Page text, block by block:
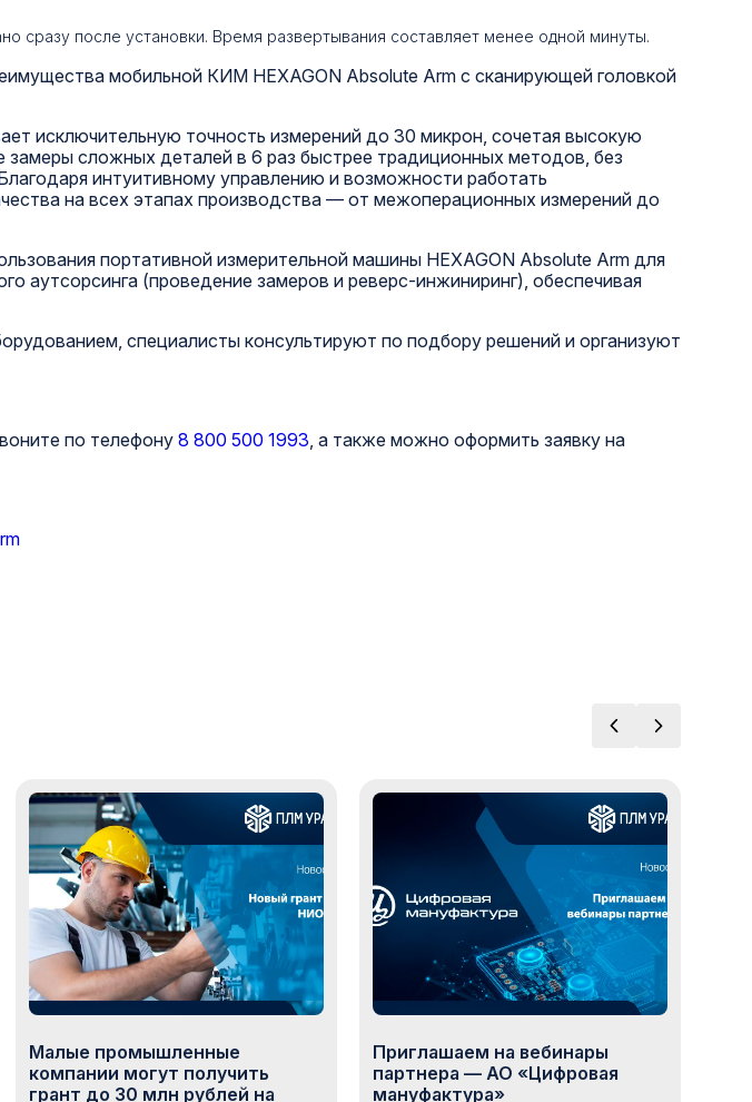
сразу после установки. Время развертывания составляет менее одной минуты.
мобильной КИМ HEXAGON Absolute Arm с сканирующей головкой
исключительную точность измерений до 30 микрон, сочетая высокую
сложных деталей в 6 раз быстрее традиционных методов, без
интуитивному управлению и возможности работать
на всех этапах производства — от межоперационных измерений до
портативной измерительной машины HEXAGON Absolute Arm для
аутсорсинга (проведение замеров и реверс-инжиниринг), обеспечивая
специалисты консультируют по подбору решений и организуют
по телефону8 800 500 1993, а также можно оформить заявку на
Малые промышленные
компании могут получить
грант до 30 млн рублей на
Приглашаем на вебинары
партнера — АО «Цифровая
мануфактура»